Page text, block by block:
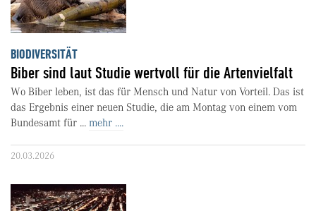
BIODIVERSITÄT
Biber sind laut Studie wertvoll für die Artenvielfalt
Wo Biber leben, ist das für Mensch und Natur von Vorteil. Das ist
das Ergebnis einer neuen Studie, die am Montag von einem vom
Bundesamt für ... mehr ....
20.03.2026